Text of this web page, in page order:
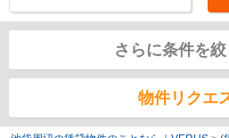
さらに条件を
物件リクエ